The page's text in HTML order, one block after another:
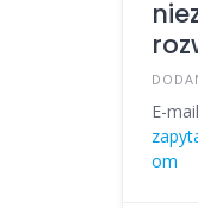
E-
om